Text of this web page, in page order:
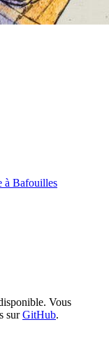
à Bafouilles
Vous
surGitHub.